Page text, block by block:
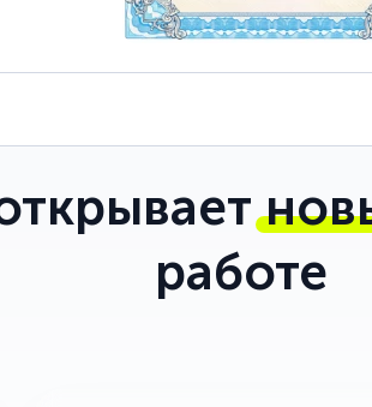
работе